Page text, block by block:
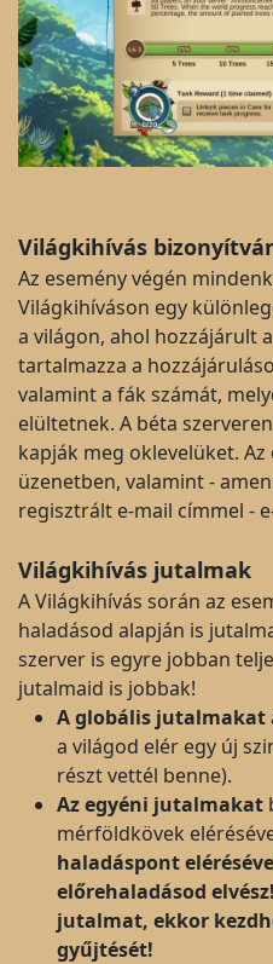
Világkihívás
Az esemény végén
Világkihíváson egy
a világon, ahol hozzájárult
tartalmazza a
valamint a fák számát,
elültetnek. A béta
kapják meg oklevelüket.
üzenetben, valamint -
regisztrált e-mail címmel -
Világkihívás jutalmak
A Világkihívás során az
haladásod alapján is
szerver is egyre jobban
jutalmaid is jobbak!
A globális jutalmakat
a világod elér egy új
részt vettél benne).
Az egyéni jutalmakat
mérföldkövek
haladáspont
előrehaladásod
jutalmat, ekkor
gyűjtését!